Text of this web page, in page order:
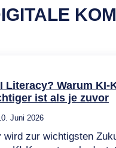
Literacy? Warum KI-
ist als je zuvor
Juni 2026
wird zur wichtigsten